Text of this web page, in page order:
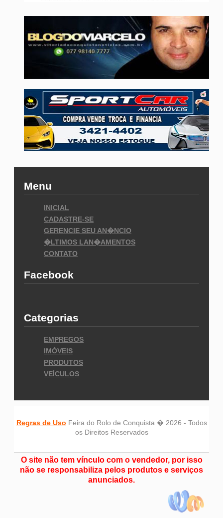
Menu
INICIAL
CADASTRE-SE
GERENCIE SEU AN�NCIO
�LTIMOS LAN�AMENTOS
CONTATO
Facebook
Categorias
EMPREGOS
IMÓVEIS
PRODUTOS
VEÍCULOS
Regras de Uso Feira do Rolo de Conquista � 2026 - Todos
os Direitos Reservados
O site não tem vínculo com o vendedor, por isso
não se responsabiliza pelos produtos e serviços
anunciados.